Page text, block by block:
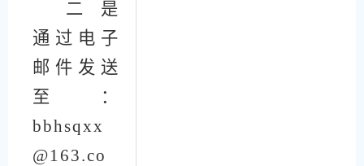
二是
通过电子
邮件发送
至：
bbhsqxx
@163.co